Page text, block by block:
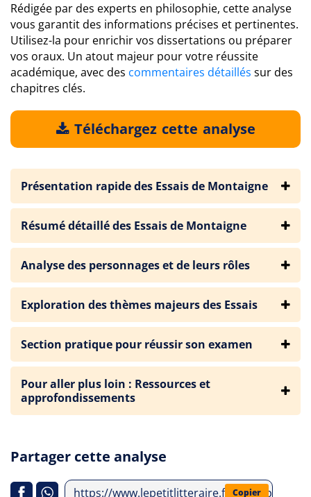
Rédigée par des experts en philosophie, cette analyse
vous garantit des informations précises et pertinentes.
Utilisez-la pour enrichir vos dissertations ou préparer
vos oraux. Un atout majeur pour votre réussite
académique, avec des commentaires détaillés sur des
chapitres clés.
Téléchargez cette analyse
Présentation rapide des Essais de Montaigne
Résumé détaillé des Essais de Montaigne
Analyse des personnages et de leurs rôles
Exploration des thèmes majeurs des Essais
Section pratique pour réussir son examen
Pour aller plus loin : Ressources et
approfondissements
Partager cette analyse
https://www.lepetitlitteraire.fr/index.php/
Copier